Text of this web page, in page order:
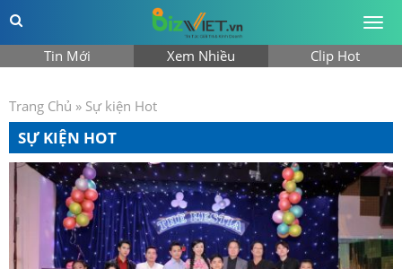
Tin Mới Xem Nhiều Clip Hot
Trang Chủ » Sự kiện Hot
SỰ KIỆN HOT